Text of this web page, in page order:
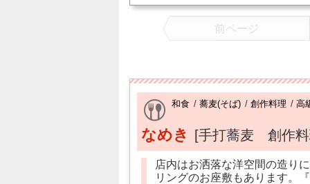
前ページ
和食 / 蕎麦(そば) / 創作料理 / 高
なめき [手打蕎麦 創作
店内はお洒落な洋空間の造り
リングのお座敷もあります。